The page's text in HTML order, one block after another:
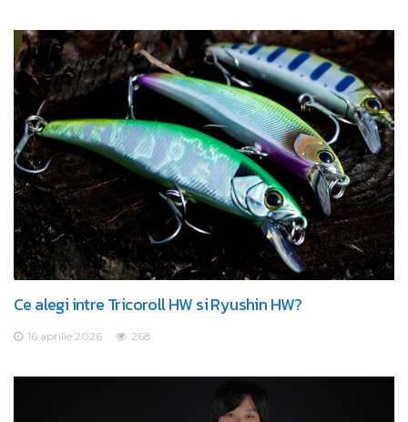
Ce alegi intre Tricoroll HW si Ryushin HW?
16 aprilie 2026 268